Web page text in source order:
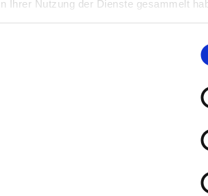
Ihrer Nutzung der Dienste gesammelt
6:10